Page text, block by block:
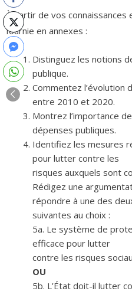
À partir de vos
fournie en annexes :
Distinguez les notions
publique.
Commentez l’évolution
entre 2010 et 2020.
Montrez l’importance
dépenses publiques.
Identifiez les mesures
pour lutter contre les
risques auxquels sont
Rédigez une
répondre à une des
suivantes au choix :
5a. Le système de
efficace pour lutter
contre les risques
OU
5b. L’État doit-il lutter